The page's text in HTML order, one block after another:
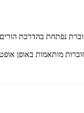
נפתחת בהדרכת
מעולמם הקרוב. כל